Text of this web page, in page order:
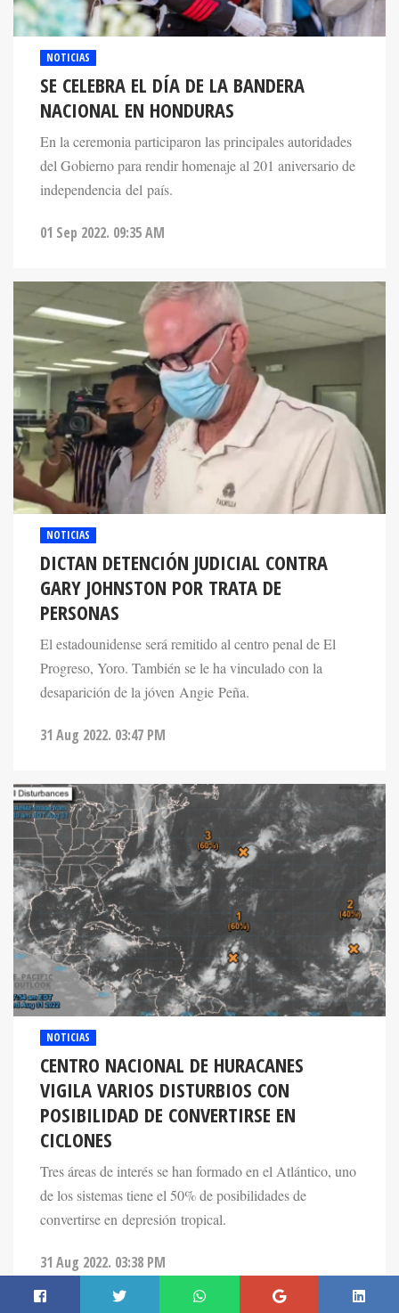
NOTICIAS
SE CELEBRA EL DÍA DE LA BANDERA
NACIONAL EN HONDURAS
En la ceremonia participaron las principales autoridades
del Gobierno para rendir homenaje al 201 aniversario de
independencia del país.
01 Sep 2022. 09:35 AM
NOTICIAS
DICTAN DETENCIÓN JUDICIAL CONTRA
GARY JOHNSTON POR TRATA DE
PERSONAS
El estadounidense será remitido al centro penal de El
Progreso, Yoro. También se le ha vinculado con la
desaparición de la jóven Angie Peña.
31 Aug 2022. 03:47 PM
NOTICIAS
CENTRO NACIONAL DE HURACANES
VIGILA VARIOS DISTURBIOS CON
POSIBILIDAD DE CONVERTIRSE EN
CICLONES
Tres áreas de interés se han formado en el Atlántico, uno
de los sistemas tiene el 50% de posibilidades de
convertirse en depresión tropical.
31 Aug 2022. 03:38 PM